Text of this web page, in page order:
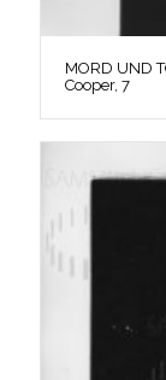
MORD UND
Cooper, 7